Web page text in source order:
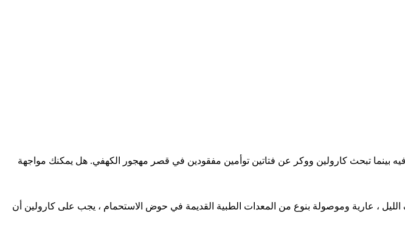
بينما تبحث كارولين ووكر عن فتاتين توأمين مفقودين في قصر مهجور الكهفي. هل يمكنك مواجهة
، عارية وموصولة بنوع من المعدات الطبية القديمة في حوض الاستحمام ، يجب على كارولين أن